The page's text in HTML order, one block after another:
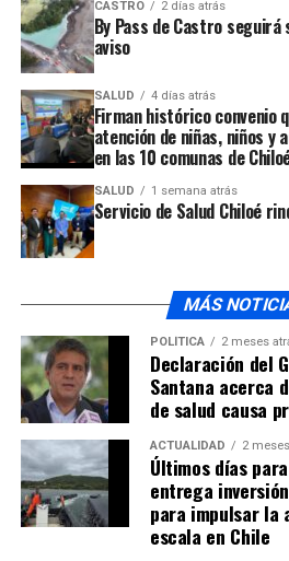
ARTÍCULOS RELACIONADOS:
Una declaración hizo pública la
más Vertederos en Mocopulli”
NO TE PIERDAS
Comenzó la instalación del Pilote
norte del Canal de Chacao
CASTRO 2 días atrás
By Pass de Castro
aviso
SALUD 4 días atrás
Firman histórico convenio
atención de niñas, niños y
en las 10 comunas de
SALUD 1 semana atrás
Servicio de Salud Chiloé
MÁS
POLÍTICA 2 meses
Declaración del
Santana acerca
de salud causa
ACTUALIDAD 2
Últimos días
entrega
para impulsar la
escala en Chile